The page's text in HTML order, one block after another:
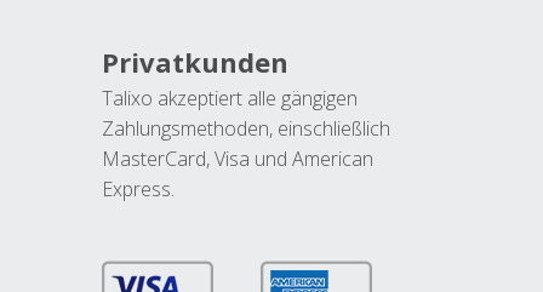
Privatkunden
Talixo akzeptiert alle gängigen
Zahlungsmethoden, einschließlich
MasterCard, Visa und American
Express.